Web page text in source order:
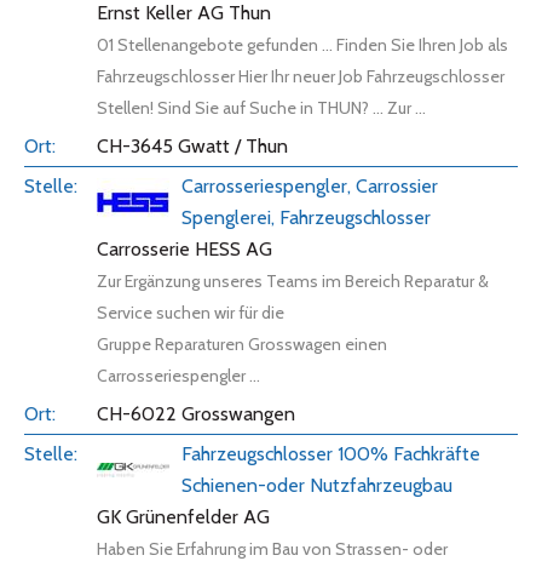
Ernst Keller AG Thun
01 Stellenangebote gefunden ... Finden Sie Ihren Job als
Fahrzeugschlosser Hier Ihr neuer Job Fahrzeugschlosser
Stellen! Sind Sie auf Suche in THUN? ... Zur ...
CH-3645 Gwatt / Thun
Carrosseriespengler, Carrossier
Spenglerei, Fahrzeugschlosser
Carrosserie HESS AG
Zur Ergänzung unseres Teams im Bereich Reparatur &
Service suchen wir für die
Gruppe Reparaturen Grosswagen einen
Carrosseriespengler ...
CH-6022 Grosswangen
Fahrzeugschlosser 100% Fachkräfte
Schienen-oder Nutzfahrzeugbau
GK Grünenfelder AG
Haben Sie Erfahrung im Bau von Strassen- oder